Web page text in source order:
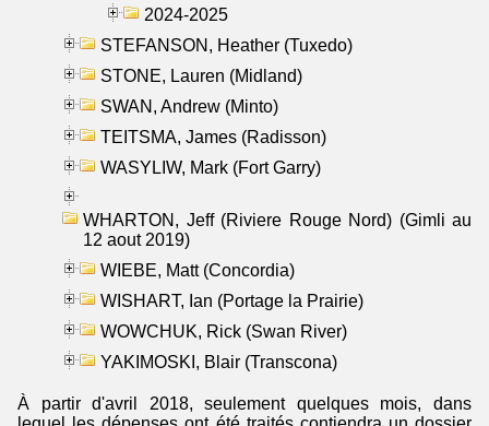
2024-2025
STEFANSON, Heather (Tuxedo)
STONE, Lauren (Midland)
SWAN, Andrew (Minto)
TEITSMA, James (Radisson)
WASYLIW, Mark (Fort Garry)
WHARTON, Jeff (Riviere Rouge Nord) (Gimli au
12 aout 2019)
WIEBE, Matt (Concordia)
WISHART, Ian (Portage la Prairie)
WOWCHUK, Rick (Swan River)
YAKIMOSKI, Blair (Transcona)
À partir d'avril 2018, seulement quelques mois, dans